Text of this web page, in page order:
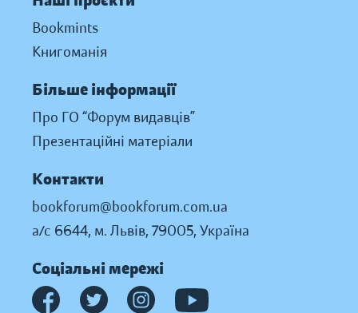
Bookmints
Книгоманія
Більше інформації
Про ГО “Форум видавців”
Презентаційні матеріали
Контакти
bookforum@bookforum.com.ua
а/с 6644, м. Львів, 79005, Україна
Соціальні мережі